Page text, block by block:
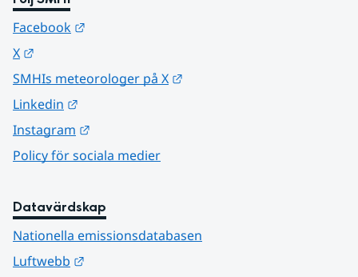
Facebook
X
SMHIs meteorologer på X
Linkedin
Instagram
Policy för sociala medier
Datavärdskap
Nationella emissionsdatabasen
Luftwebb